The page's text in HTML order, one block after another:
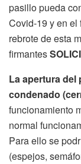
pasillo pueda
Covid-19 y en el
rebrote de esta
firmantes
La apertura del
condenado
funcionamiento
normal
Para ello se
(espejos,